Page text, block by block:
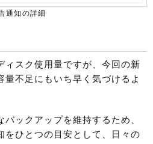
通知の詳細
ィスク使用量ですが、今回の新
不足にもいち早く気づけるよ
ックアップを維持するため、
をひとつの目安として、日々の